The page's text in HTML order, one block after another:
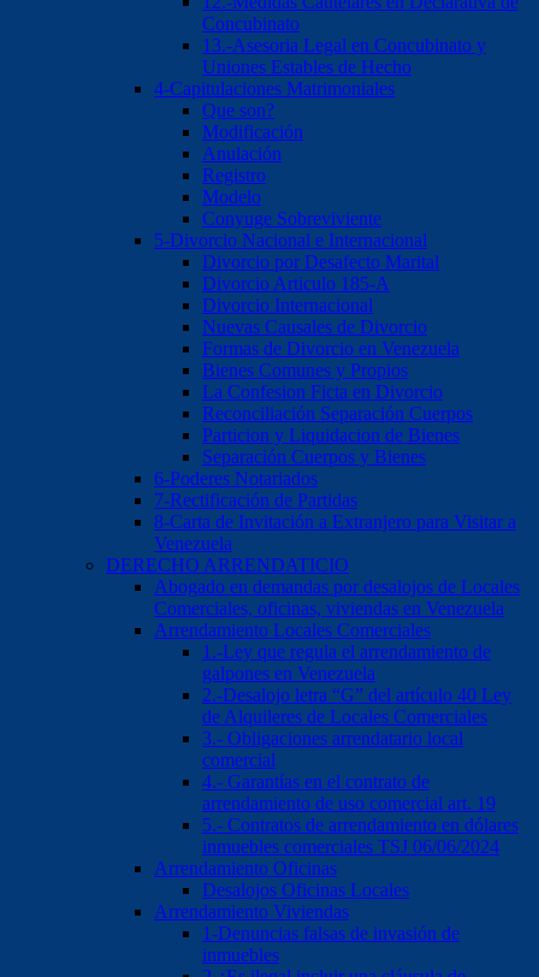
Concubinato
13.-Asesoria Legal en Concubinato y
Uniones Estables de Hecho
4-Capitulaciones Matrimoniales
Que son?
Modificación
Anulación
Registro
Modelo
Conyuge Sobreviviente
5-Divorcio Nacional e Internacional
Divorcio por Desafecto Marital
Divorcio Articulo 185-A
Divorcio Internacional
Nuevas Causales de Divorcio
Formas de Divorcio en Venezuela
Bienes Comunes y Propios
La Confesion Ficta en Divorcio
Reconciliación Separación Cuerpos
Particion y Liquidacion de Bienes
Separación Cuerpos y Bienes
6-Poderes Notariados
7-Rectificación de Partidas
8-Carta de Invitación a Extranjero para Visitar a
Venezuela
DERECHO ARRENDATICIO
Abogado en demandas por desalojos de Locales
Comerciales, oficinas, viviendas en Venezuela
Arrendamiento Locales Comerciales
1.-Ley que regula el arrendamiento de
galpones en Venezuela
2.-Desalojo letra “G” del artículo 40 Ley
de Alquileres de Locales Comerciales
3.- Obligaciones arrendatario local
comercial
4.- Garantías en el contrato de
arrendamiento de uso comercial art. 19
5.- Contratos de arrendamiento en dólares
inmuebles comerciales TSJ 06/06/2024
Arrendamiento Oficinas
Desalojos Oficinas Locales
Arrendamiento Viviendas
1-Denuncias falsas de invasión de
inmuebles